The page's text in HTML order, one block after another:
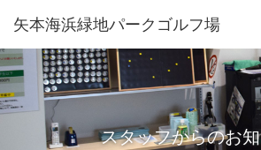
矢本海浜緑地パークゴルフ場
スタッフからのお